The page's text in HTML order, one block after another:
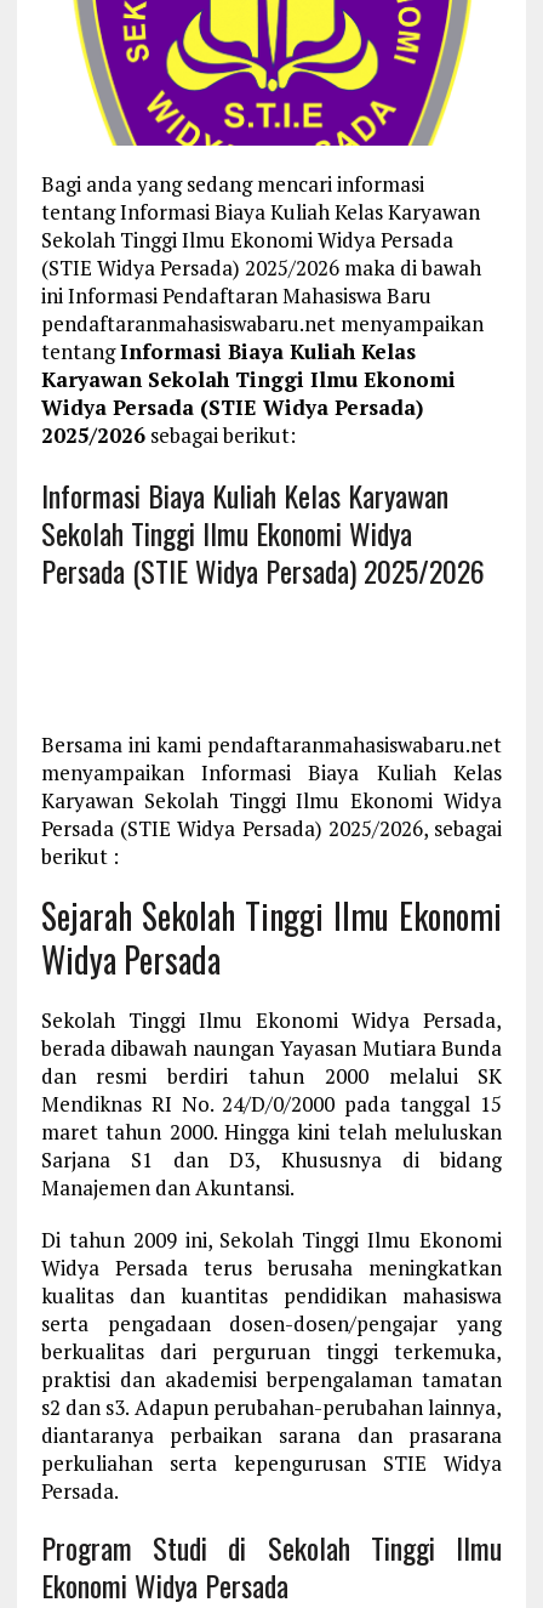
Bagi anda yang sedang mencari informasi
tentang Informasi Biaya Kuliah Kelas Karyawan
Sekolah Tinggi Ilmu Ekonomi Widya Persada
(STIE Widya Persada) 2025/2026 maka di bawah
ini Informasi Pendaftaran Mahasiswa Baru
pendaftaranmahasiswabaru.net menyampaikan
tentangInformasi Biaya Kuliah Kelas
Karyawan Sekolah Tinggi Ilmu Ekonomi
Widya Persada (STIE Widya Persada)
2025/2026sebagai berikut:
Informasi Biaya Kuliah Kelas Karyawan
Sekolah Tinggi Ilmu Ekonomi Widya
Persada (STIE Widya Persada) 2025/2026
Bersama ini kami pendaftaranmahasiswabaru.net
menyampaikan Informasi Biaya Kuliah Kelas
Karyawan Sekolah Tinggi Ilmu Ekonomi Widya
Persada (STIE Widya Persada) 2025/2026, sebagai
berikut :
Sejarah Sekolah Tinggi Ilmu Ekonomi
Widya Persada
Sekolah Tinggi Ilmu Ekonomi Widya Persada,
berada dibawah naungan Yayasan Mutiara Bunda
dan resmi berdiri tahun 2000 melalui SK
Mendiknas RI No. 24/D/0/2000 pada tanggal 15
maret tahun 2000. Hingga kini telah meluluskan
Sarjana S1 dan D3, Khususnya di bidang
Manajemen dan Akuntansi.
Di tahun 2009 ini, Sekolah Tinggi Ilmu Ekonomi
Widya Persada terus berusaha meningkatkan
kualitas dan kuantitas pendidikan mahasiswa
serta pengadaan dosen-dosen/pengajar yang
berkualitas dari perguruan tinggi terkemuka,
praktisi dan akademisi berpengalaman tamatan
s2 dan s3. Adapun perubahan-perubahan lainnya,
diantaranya perbaikan sarana dan prasarana
perkuliahan serta kepengurusan STIE Widya
Persada.
Program Studi di Sekolah Tinggi Ilmu
Ekonomi Widya Persada